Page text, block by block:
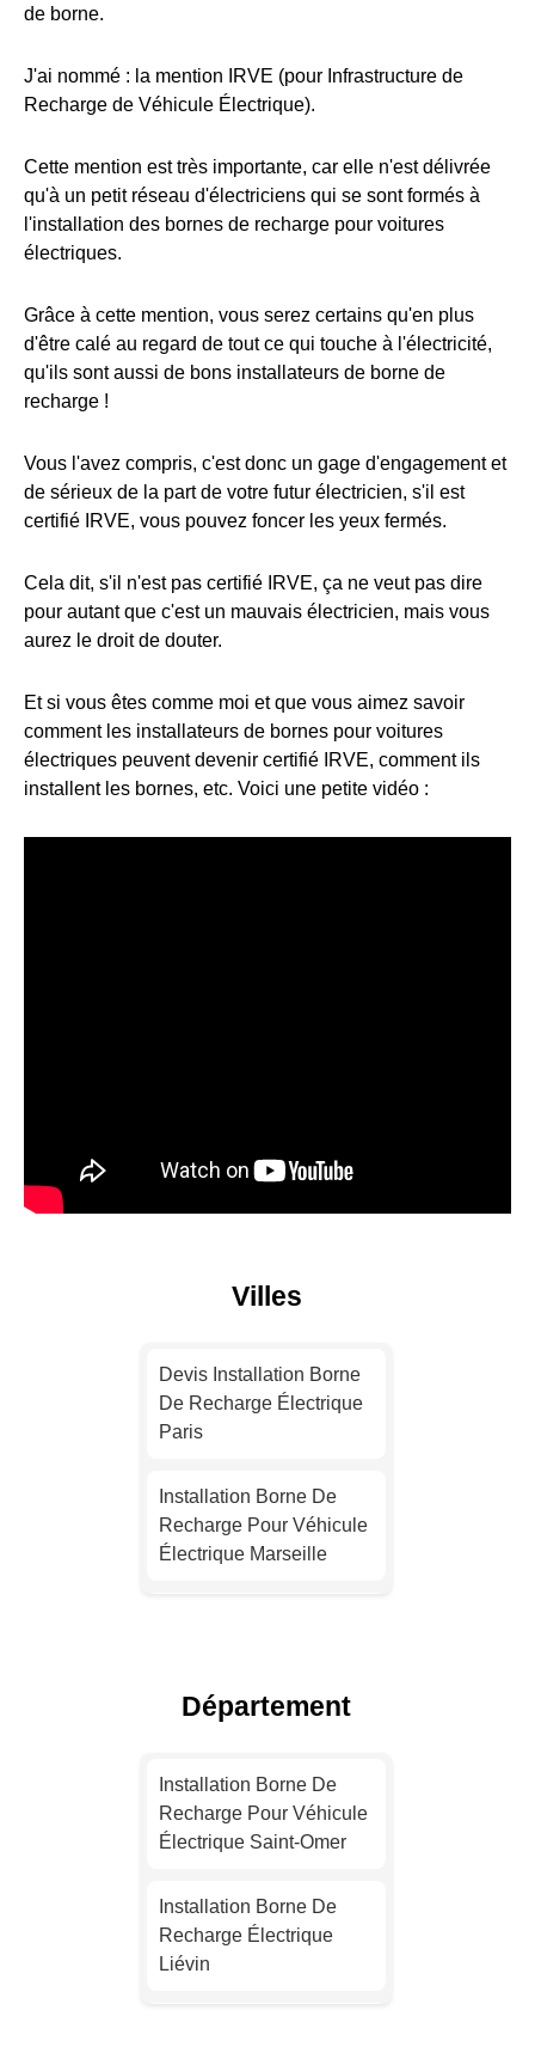
de borne.
J'ai nommé : la mention IRVE (pour Infrastructure de
Recharge de Véhicule Électrique).
Cette mention est très importante, car elle n'est délivrée
qu'à un petit réseau d'électriciens qui se sont formés à
l'installation des bornes de recharge pour voitures
électriques.
Grâce à cette mention, vous serez certains qu'en plus
d'être calé au regard de tout ce qui touche à l'électricité,
qu'ils sont aussi de bons installateurs de borne de
recharge !
Vous l'avez compris, c'est donc un gage d'engagement et
de sérieux de la part de votre futur électricien, s'il est
certifié IRVE, vous pouvez foncer les yeux fermés.
Cela dit, s'il n'est pas certifié IRVE, ça ne veut pas dire
pour autant que c'est un mauvais électricien, mais vous
aurez le droit de douter.
Et si vous êtes comme moi et que vous aimez savoir
comment les installateurs de bornes pour voitures
électriques peuvent devenir certifié IRVE, comment ils
installent les bornes, etc. Voici une petite vidéo :
Villes
Devis Installation Borne
De Recharge Électrique
Paris
Installation Borne De
Recharge Pour Véhicule
Électrique Marseille
Toulouse
Nice
Département
Installation Borne De
Recharge Pour Véhicule
Électrique Saint-Omer
Installation Borne De
Recharge Électrique
Liévin